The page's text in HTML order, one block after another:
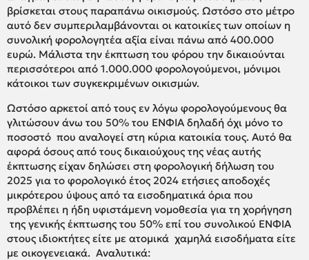
βρίσκεται στους παραπάνω οικισμούς. Ωστόσο στο μέτρο
αυτό δεν συμπεριλαμβάνονται οι κατοικίες των οποίων η
συνολική φορολογητέα αξία είναι πάνω από 400.000
ευρώ. Μάλιστα την έκπτωση του φόρου την δικαιούνται
περισσότεροι από 1.000.000 φορολογούμενοι, μόνιμοι
κάτοικοι των συγκεκριμένων οικισμών.
Ωστόσο αρκετοί από τους εν λόγω φορολογούμενους θα
γλιτώσουν άνω του 50% του ΕΝΦΙΑ δηλαδή όχι μόνο το
ποσοστό που αναλογεί στη κύρια κατοικία τους. Αυτό θα
αφορά όσους από τους δικαιούχους της νέας αυτής
έκπτωσης είχαν δηλώσει στη φορολογική δήλωση του
2025 για το φορολογικό έτος 2024 ετήσιες αποδοχές
μικρότερου ύψους από τα εισοδηματικά όρια που
προβλέπει η ήδη υφιστάμενη νομοθεσία για τη χορήγηση
της γενικής έκπτωσης του 50% επί του συνολικού ΕΝΦΙΑ
στους ιδιοκτήτες είτε με ατομικά χαμηλά εισοδήματα είτε
με οικογενειακά. Αναλυτικά: